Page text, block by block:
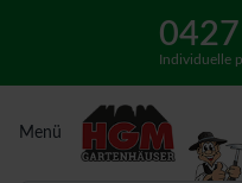
Individuelle
Menü